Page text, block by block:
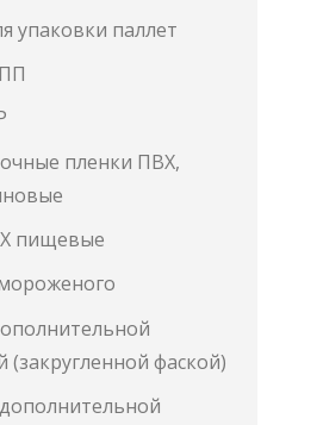
упаковки паллет
пленки ПВХ,
пищевые
фаской)
дополнительной